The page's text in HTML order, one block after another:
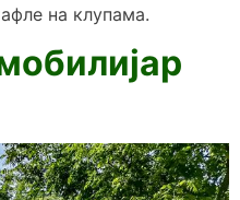
на клупама.